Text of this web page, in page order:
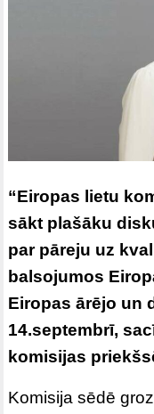
“Eiropas lietu
sākt plašāku
par pāreju uz
balsojumos
Eiropas ārējo un
14.septembrī,
komisijas
Komisija sēdē